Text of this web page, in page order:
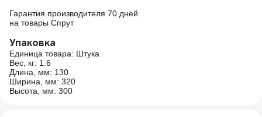
Гарантия производителя 70 дней
на товары Спрут
Упаковка
Единица товара: Штука
Вес, кг: 1.6
Длина, мм: 130
Ширина, мм: 320
Высота, мм: 300